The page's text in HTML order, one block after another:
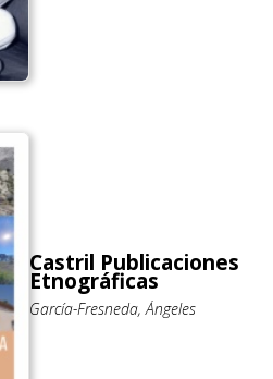
Castril Publicaciones
Etnográficas
García-Fresneda, Ángeles